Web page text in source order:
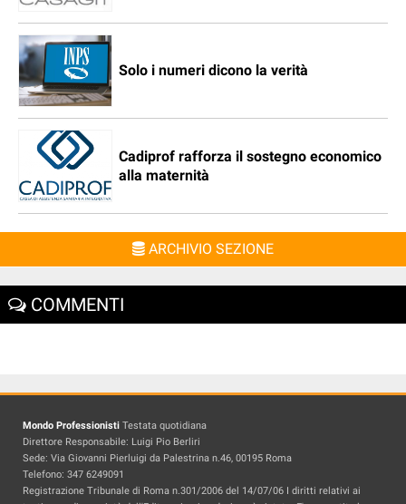
Solo i numeri dicono la verità
Cadiprof rafforza il sostegno economico
alla maternità
ARCHIVIO SEZIONE
COMMENTI
Mondo Professionisti Testata quotidiana
Direttore Responsabile: Luigi Pio Berliri
Sede: Via Giovanni Pierluigi da Palestrina n.46, 00195 Roma
Telefono: 347 6249091
Registrazione Tribunale di Roma n.301/2006 del 14/07/06 I diritti relativi ai